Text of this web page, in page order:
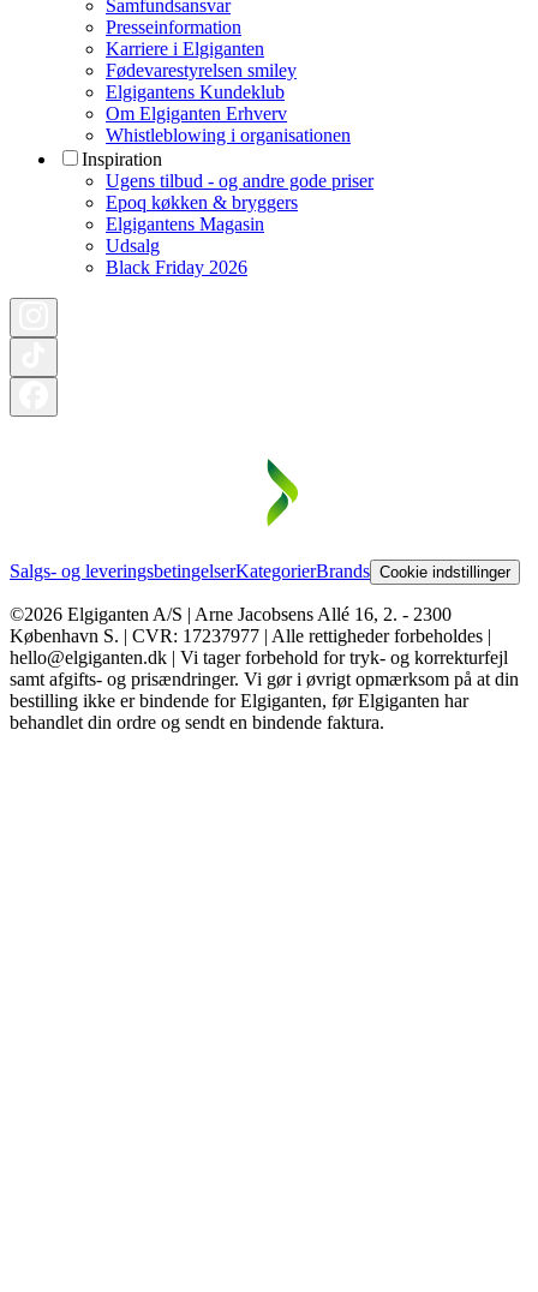
Samfundsansvar
Presseinformation
Karriere i Elgiganten
Fødevarestyrelsen smiley
Elgigantens Kundeklub
Om Elgiganten Erhverv
Whistleblowing i organisationen
Inspiration
Ugens tilbud - og andre gode priser
Epoq køkken & bryggers
Elgigantens Magasin
Udsalg
Black Friday 2026
Salgs- og leveringsbetingelserKategorierBrands Cookie indstillinger
©2026 Elgiganten A/S | Arne Jacobsens Allé 16, 2. - 2300
København S. | CVR: 17237977 | Alle rettigheder forbeholdes |
hello@elgiganten.dk | Vi tager forbehold for tryk- og korrekturfejl
samt afgifts- og prisændringer. Vi gør i øvrigt opmærksom på at din
bestilling ikke er bindende for Elgiganten, før Elgiganten har
behandlet din ordre og sendt en bindende faktura.